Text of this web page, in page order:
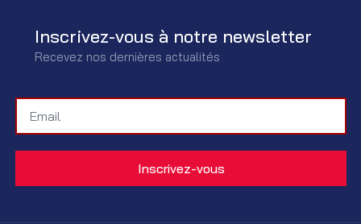
Inscrivez-vous à notre newsletter
Recevez nos dernières actualités